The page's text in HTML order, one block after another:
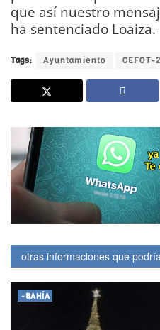
que así nuestro
ha sentenciado Loaiza.
Tags: Ayuntamiento CEFOT-2
otras informaciones que
-BAHÍA